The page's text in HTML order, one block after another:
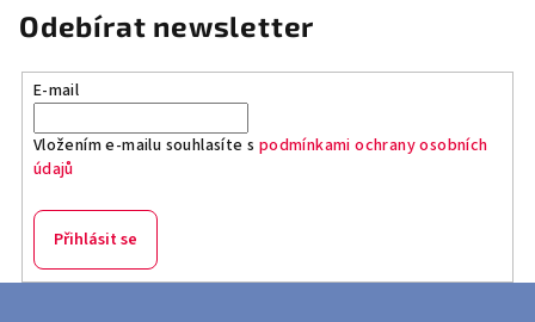
Odebírat newsletter
E-mail
Vložením e-mailu souhlasíte s podmínkami ochrany osobních
údajů
Přihlásit se